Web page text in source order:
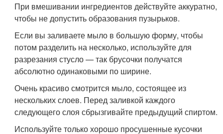
При вмешивании ингредиентов действуйте аккуратно,
чтобы не допустить образования пузырьков.
Если вы заливаете мыло в большую форму, чтобы
потом разделить на несколько, используйте для
разрезания стусло — так брусочки получатся
абсолютно одинаковыми по ширине.
Очень красиво смотрится мыло, состоящее из
нескольких слоев. Перед заливкой каждого
следующего слоя сбрызгивайте предыдущий спиртом.
Используйте только хорошо просушенные кусочки